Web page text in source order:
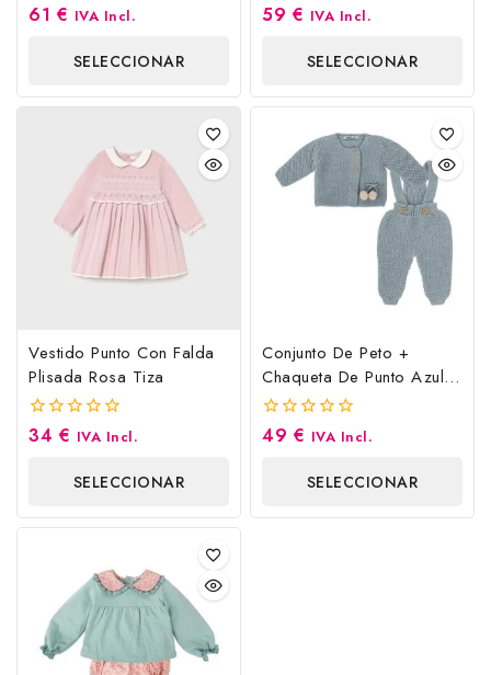
5.00
61 € IVA Incl.
SELECCIONAR
OPCIONES
0
59 € IVA Incl.
SELECCIONAR
OPCIONES
Vestido Punto Con Falda
Plisada Rosa Tiza
0
34 € IVA Incl.
SELECCIONAR
OPCIONES
Conjunto De Peto +
Chaqueta De Punto Azul
Empolvado
0
49 € IVA Incl.
SELECCIONAR
OPCIONES